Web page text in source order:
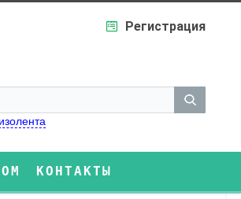
Регистрация
изолента
КОНТАКТЫ